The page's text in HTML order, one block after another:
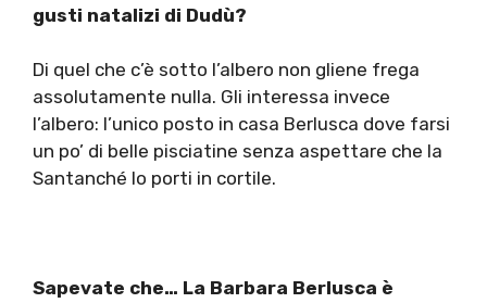
gusti natalizi di Dudù?
Di quel che c’è sotto l’albero non gliene frega
assolutamente nulla. Gli interessa invece
l’albero: l’unico posto in casa Berlusca dove farsi
un po’ di belle pisciatine senza aspettare che la
Santanché lo porti in cortile.
Sapevate che… La Barbara Berlusca è